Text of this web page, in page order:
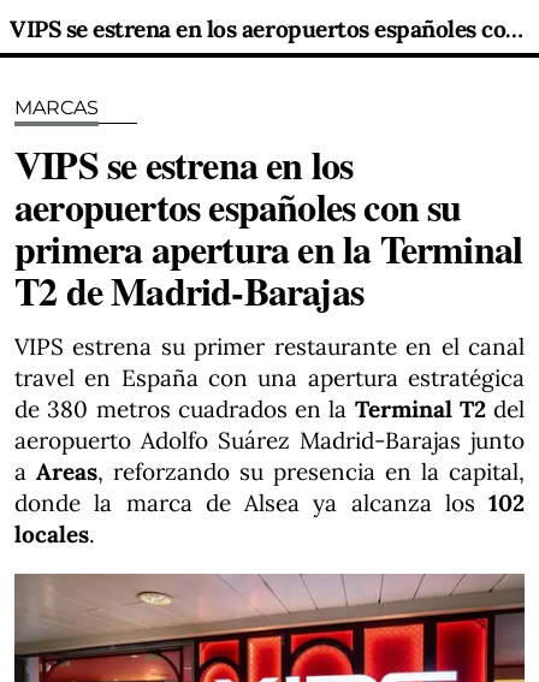
VIPS se estrena en los aeropuertos españoles con su primera apertura en la Terminal T2 de Madrid-Barajas
MARCAS
VIPS se estrena en los
aeropuertos españoles con su
primera apertura en la Terminal
T2 de Madrid-Barajas
VIPS estrena su primer restaurante en el canal
travel en España con una apertura estratégica
de 380 metros cuadrados en la Terminal T2 del
aeropuerto Adolfo Suárez Madrid-Barajas junto
a Areas, reforzando su presencia en la capital,
donde la marca de Alsea ya alcanza los 102
locales.